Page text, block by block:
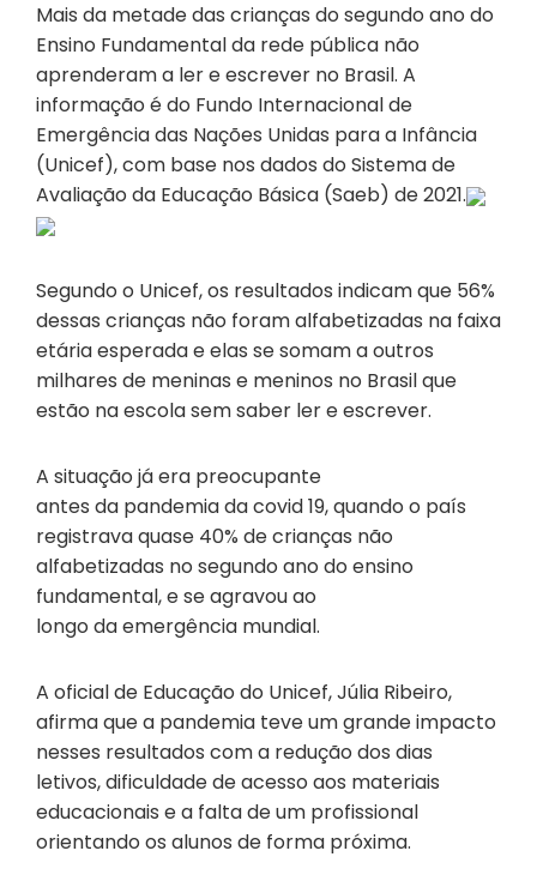
Mais da metade das crianças do segundo ano do
Ensino Fundamental da rede pública não
aprenderam a ler e escrever no Brasil. A
informação é do Fundo Internacional de
Emergência das Nações Unidas para a Infância
(Unicef), com base nos dados do Sistema de
Avaliação da Educação Básica (Saeb) de 2021.
Segundo o Unicef, os resultados indicam que 56%
dessas crianças não foram alfabetizadas na faixa
etária esperada e elas se somam a outros
milhares de meninas e meninos no Brasil que
estão na escola sem saber ler e escrever.
A situação já era preocupante
antes da pandemia da covid 19, quando o país
registrava quase 40% de crianças não
alfabetizadas no segundo ano do ensino
fundamental, e se agravou ao
longo da emergência mundial.
A oficial de Educação do Unicef, Júlia Ribeiro,
afirma que a pandemia teve um grande impacto
nesses resultados com a redução dos dias
letivos, dificuldade de acesso aos materiais
educacionais e a falta de um profissional
orientando os alunos de forma próxima.